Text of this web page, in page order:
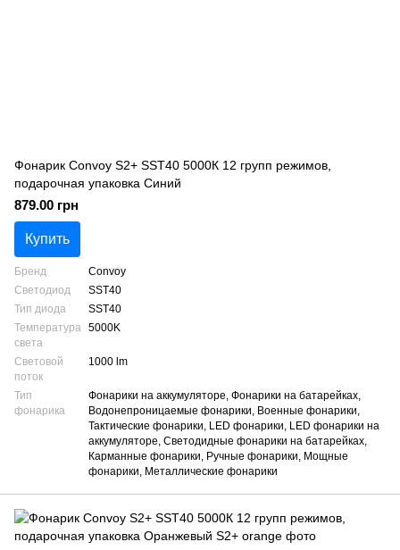
Фонарик Convoy S2+ SST40 5000К 12 групп режимов,
подарочная упаковка Синий
879.00 грн
Купить
Бренд
Convoy
Светодиод
SST40
Тип диода
SST40
Температура
света
5000K
Световой
поток
1000 lm
Тип
фонарика
Фонарики на аккумуляторе, Фонарики на батарейках,
Водонепроницаемые фонарики, Военные фонарики,
Тактические фонарики, LED фонарики, LED фонарики на
аккумуляторе, Светодидные фонарики на батарейках,
Карманные фонарики, Ручные фонарики, Мощные
фонарики, Металлические фонарики